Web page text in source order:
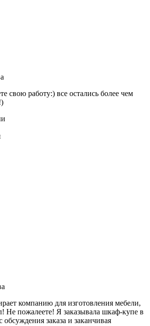
свою работу:) все остались более чем
компанию для изготовления мебели,
Не пожалеете! Я заказывала шкаф-купе в
заказа и заканчивая